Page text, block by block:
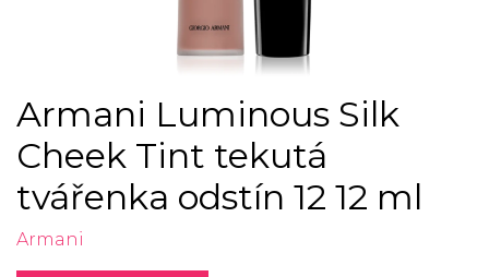
Armani Luminous Silk
Cheek Tint tekutá
tvářenka odstín 12 12 ml
Armani